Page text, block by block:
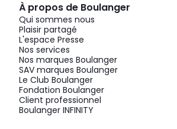
À propos de Boulanger
Qui sommes nous
Plaisir partagé
L'espace Presse
Nos services
Nos marques Boulanger
SAV marques Boulanger
Le Club Boulanger
Fondation Boulanger
Client professionnel
Boulanger INFINITY